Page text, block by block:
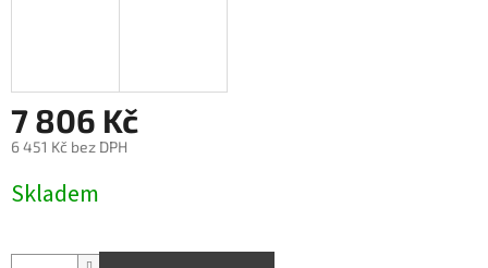
7 806 Kč
6 451 Kč bez DPH
cena:
Skladem